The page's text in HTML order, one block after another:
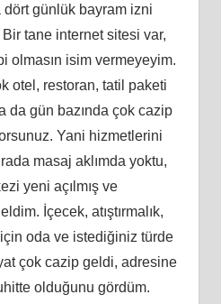
dört günlük bayram izni
Bir tane internet sitesi var,
olmasın isim vermeyeyim.
otel, restoran, tatil paketi
da gün bazında çok cazip
Yani hizmetlerini
masaj aklımda yoktu,
yeni açılmış ve
İçecek, atıştırmalık,
oda ve istediğiniz türde
çok cazip geldi, adresine
olduğunu gördüm.